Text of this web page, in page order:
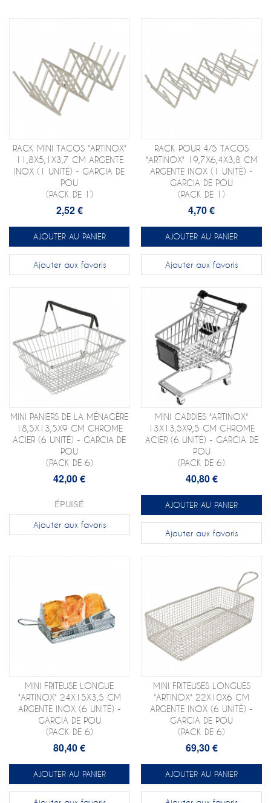
RACK MINI TACOS "ARTINOX"
11,8X5,1X3,7 CM ARGENTE
INOX (1 UNITÉ) - GARCIA DE
POU
(PACK DE 1)
2,52 €
AJOUTER AU PANIER
Ajouter aux favoris
RACK POUR 4/5 TACOS
"ARTINOX" 19,7X6,4X3,8 CM
ARGENTE INOX (1 UNITÉ) -
GARCIA DE POU
(PACK DE 1)
4,70 €
AJOUTER AU PANIER
Ajouter aux favoris
MINI PANIERS DE LA MÉNAGÈRE
18,5X13,5X9 CM CHROME
ACIER (6 UNITÉ) - GARCIA DE
POU
(PACK DE 6)
42,00 €
ÉPUISÉ
Ajouter aux favoris
MINI CADDIES "ARTINOX"
13X13,5X9,5 CM CHROME
ACIER (6 UNITÉ) - GARCIA DE
POU
(PACK DE 6)
40,80 €
AJOUTER AU PANIER
Ajouter aux favoris
MINI FRITEUSE LONGUE
"ARTINOX" 24X15X3,5 CM
ARGENTE INOX (6 UNITÉ) -
GARCIA DE POU
(PACK DE 6)
80,40 €
AJOUTER AU PANIER
MINI FRITEUSES LONGUES
"ARTINOX" 22X10X6 CM
ARGENTE INOX (6 UNITÉ) -
GARCIA DE POU
(PACK DE 6)
69,30 €
AJOUTER AU PANIER